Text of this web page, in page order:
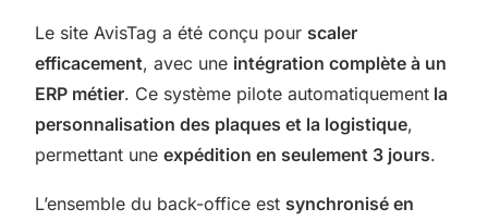
Le site AvisTag a été conçu pour scaler
efficacement, avec une intégration complète à un
ERP métier. Ce système pilote automatiquement la
personnalisation des plaques et la logistique,
permettant uneexpédition en seulement 3 jours.
L’ensemble du back-office est synchronisé en